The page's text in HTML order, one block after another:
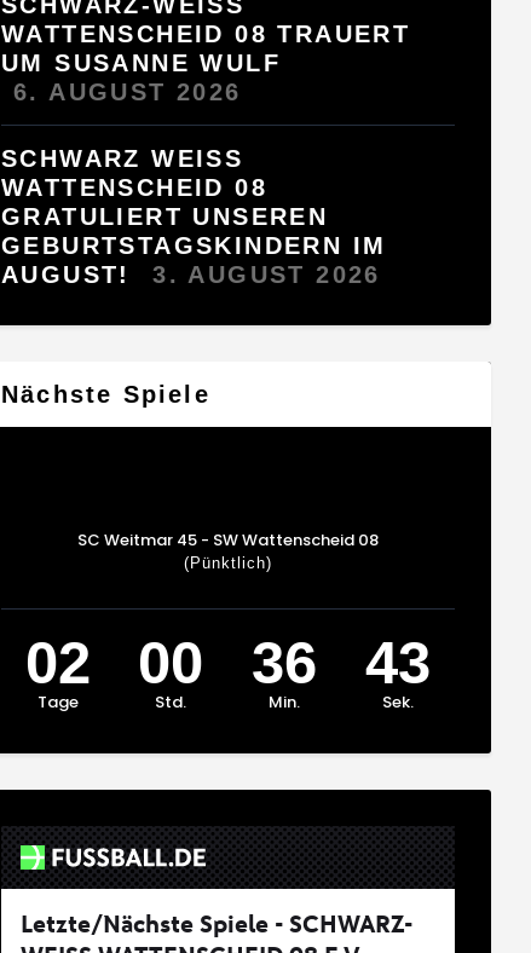
WATTENSCHEID 08 TRAUERT
UM SUSANNE WULF
6. AUGUST 2026
SCHWARZ WEISS W
ATTENSCHEID 08 G
RATULIERT UNSEREN G
EBURTSTAGSKINDERN IM A
UGUST!
3. AUGUST 2026
Nächste Spiele
SC Weitmar 45 - SW Wattenscheid 08
(Pünktlich)
02
Tage
00
Std.
36
Min.
43
Sek.